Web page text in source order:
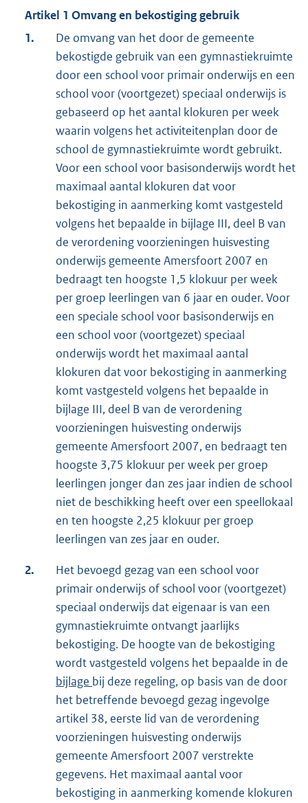
Artikel 1 Omvang en bekostiging gebruik
1.
De omvang van het door de gemeente
bekostigde gebruik van een gymnastiekruimte
door een school voor primair onderwijs en een
school voor (voortgezet) speciaal onderwijs is
gebaseerd op het aantal klokuren per week
waarin volgens het activiteitenplan door de
school de gymnastiekruimte wordt gebruikt.
Voor een school voor basisonderwijs wordt het
maximaal aantal klokuren dat voor
bekostiging in aanmerking komt vastgesteld
volgens het bepaalde in bijlage III, deel B van
de verordening voorzieningen huisvesting
onderwijs gemeente Amersfoort 2007 en
bedraagt ten hoogste 1,5 klokuur per week
per groep leerlingen van 6 jaar en ouder. Voor
een speciale school voor basisonderwijs en
een school voor (voortgezet) speciaal
onderwijs wordt het maximaal aantal
klokuren dat voor bekostiging in aanmerking
komt vastgesteld volgens het bepaalde in
bijlage III, deel B van de verordening
voorzieningen huisvesting onderwijs
gemeente Amersfoort 2007, en bedraagt ten
hoogste 3,75 klokuur per week per groep
leerlingen jonger dan zes jaar indien de school
niet de beschikking heeft over een speellokaal
en ten hoogste 2,25 klokuur per groep
leerlingen van zes jaar en ouder.
2.
Het bevoegd gezag van een school voor
primair onderwijs of school voor (voortgezet)
speciaal onderwijs dat eigenaar is van een
gymnastiekruimte ontvangt jaarlijks
bekostiging. De hoogte van de bekostiging
wordt vastgesteld volgens het bepaalde in de
bijlage bij deze regeling, op basis van de door
het betreffende bevoegd gezag ingevolge
artikel 38, eerste lid van de verordening
voorzieningen huisvesting onderwijs
gemeente Amersfoort 2007 verstrekte
gegevens. Het maximaal aantal voor
bekostiging in aanmerking komende klokuren